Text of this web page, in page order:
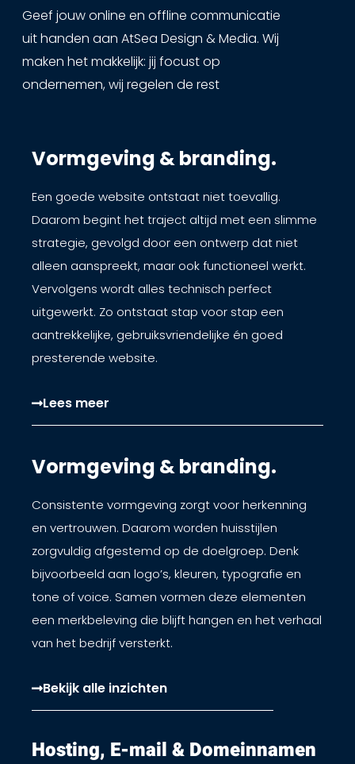
Geef jouw online en offline communicatie
uit handen aan AtSea Design & Media. Wij
maken het makkelijk: jij focust op
ondernemen, wij regelen de rest
Vormgeving & branding.
Een goede website ontstaat niet toevallig.
Daarom begint het traject altijd met een slimme
strategie, gevolgd door een ontwerp dat niet
alleen aanspreekt, maar ook functioneel werkt.
Vervolgens wordt alles technisch perfect
uitgewerkt. Zo ontstaat stap voor stap een
aantrekkelijke, gebruiksvriendelijke én goed
presterende website.
Lees meer
Vormgeving & branding.
Consistente vormgeving zorgt voor herkenning
en vertrouwen. Daarom worden huisstijlen
zorgvuldig afgestemd op de doelgroep. Denk
bijvoorbeeld aan logo’s, kleuren, typografie en
tone of voice. Samen vormen deze elementen
een merkbeleving die blijft hangen en het verhaal
van het bedrijf versterkt.
Bekijk alle inzichten
Hosting, E-mail & Domeinnamen​